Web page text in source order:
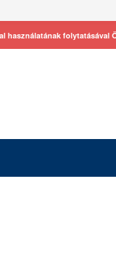
használatának folytatásával